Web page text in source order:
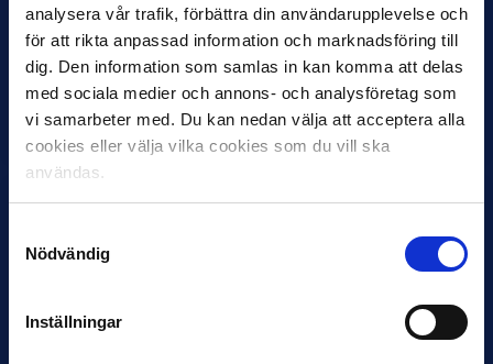
analysera vår trafik, förbättra din användarupplevelse och
för att rikta anpassad information och marknadsföring till
dig. Den information som samlas in kan komma att delas
med sociala medier och annons- och analysföretag som
vi samarbeter med. Du kan nedan välja att acceptera alla
cookies eller välja vilka cookies som du vill ska
användas.
Nödvändig
Inställningar
VM-spelare med förflutet i Allsvenskan
och Superettan
Bosnien & Hercegovina Armin Gigovic — Helsingborgs IF
Dennis Hadžikadunić — Malmö FF / Trelleborg FF
Elfenbenskusten…